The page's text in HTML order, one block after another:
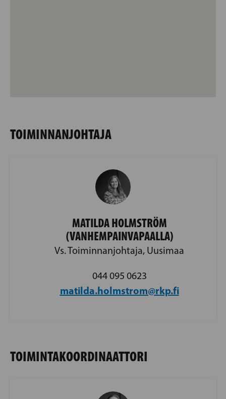
TOIMINNANJOHTAJA
MATILDA HOLMSTRÖM
(VANHEMPAINVAPAALLA)
Vs. Toiminnanjohtaja, Uusimaa
044 095 0623
matilda.holmstrom@rkp.fi
TOIMINTAKOORDINAATTORI